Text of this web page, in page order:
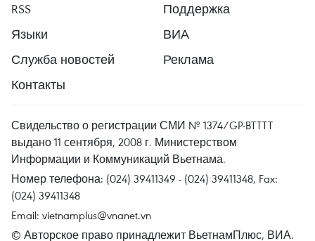
RSS
Поддержка
Языки
ВИА
Служба новостей
Реклама
Контакты
Свидельство о регистрации СМИ № 1374/GP-BTTTT
выдано 11 сентября, 2008 г. Министерством
Информации и Коммуникаций Вьетнама.
Номер телефона: (024) 39411349 - (024) 39411348, Fax:
(024) 39411348
Email: vietnamplus@vnanet.vn
© Авторское право принадлежит ВьетнамПлюс, ВИА.